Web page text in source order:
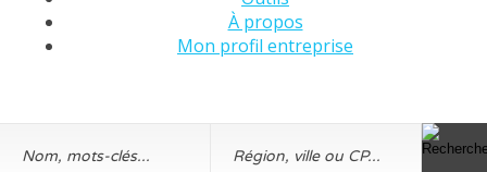
À propos
Mon profil entreprise